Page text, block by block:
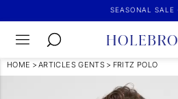
SEASONAL SALE
HOME > ARTICLES GENTS > FRITZ POLO